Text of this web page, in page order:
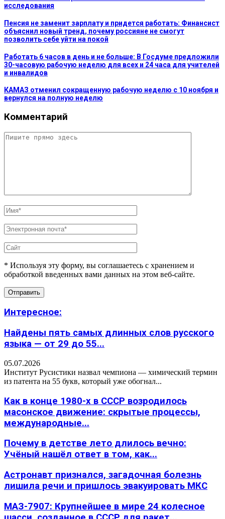
исследования
Пенсия не заменит зарплату и придется работать: Финансист
объяснил новый тренд, почему россияне не смогут
позволить себе уйти на покой
Работать 6 часов в день и не больше: В Госдуме предложили
30-часовую рабочую неделю для всех и 24 часа для учителей
и инвалидов
КАМАЗ отменил сокращенную рабочую неделю с 10 ноября и
вернулся на полную неделю
Комментарий
* Используя эту форму, вы соглашаетесь с хранением и
обработкой введенных вами данных на этом веб-сайте.
Интересное:
Найдены пять самых длинных слов русского
языка — от 29 до 55...
05.07.2026
Институт Русистики назвал чемпиона — химический термин
из патента на 55 букв, который уже обогнал...
Как в конце 1980-х в СССР возродилось
масонское движение: скрытые процессы,
международные...
Почему в детстве лето длилось вечно:
Учёный нашёл ответ в том, как...
Астронавт признался, загадочная болезнь
лишила речи и пришлось эвакуировать МКС
МАЗ-7907: Крупнейшее в мире 24 колесное